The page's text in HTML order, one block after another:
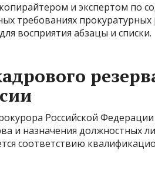
и экспертом по
требованиях прокуратурных
восприятия абзацы и списки.
Российской
и назначения должностных
соответствию